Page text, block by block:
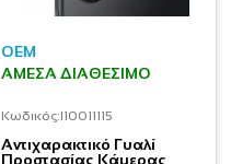
OEM
ΆΜΕΣΑ ΔΙΑΘΈΣΙΜΟ
Κωδικός:I10011115
Aντιχαρακτικό Γυαλί
Προστασίας Κάμερας